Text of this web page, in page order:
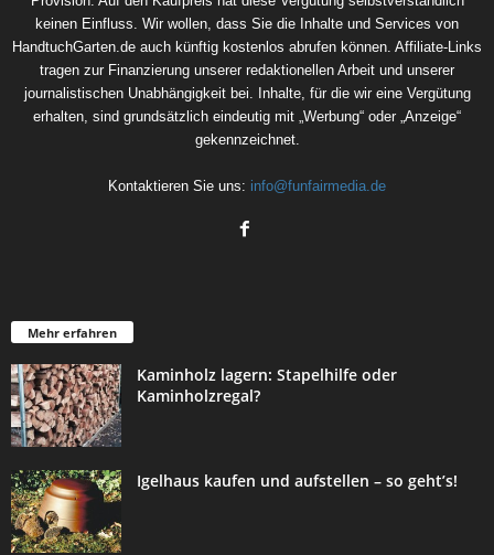
keinen Einfluss. Wir wollen, dass Sie die Inhalte und Services von
HandtuchGarten.de auch künftig kostenlos abrufen können. Affiliate-Links
tragen zur Finanzierung unserer redaktionellen Arbeit und unserer
journalistischen Unabhängigkeit bei. Inhalte, für die wir eine Vergütung
erhalten, sind grundsätzlich eindeutig mit „Werbung“ oder „Anzeige“
gekennzeichnet.
Kontaktieren Sie uns: info@funfairmedia.de
Mehr erfahren
Kaminholz lagern: Stapelhilfe oder
Kaminholzregal?
Igelhaus kaufen und aufstellen – so geht’s!